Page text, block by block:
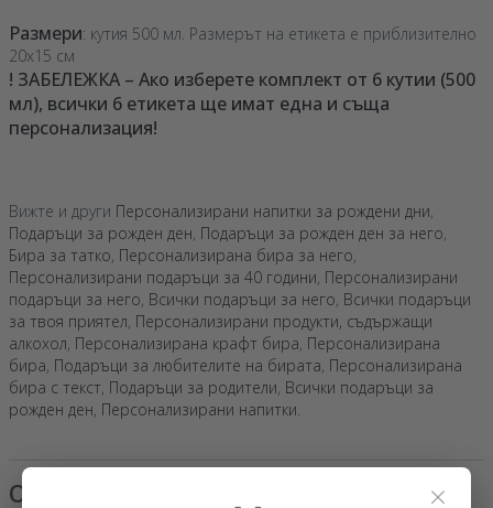
Размери: кутия 500 мл. Размерът на етикета е приблизително
20x15 см
! ЗАБЕЛЕЖКА – Ако изберете комплект от 6 кутии (500
мл), всички 6 етикета ще имат една и съща
персонализация!
Вижте и други Персонализирани напитки за рождени дни,
Подаръци за рожден ден, Подаръци за рожден ден за него,
Бира за татко, Персонализирана бира за него,
Персонализирани подаръци за 40 години, Персонализирани
подаръци за него, Всички подаръци за него, Всички подаръци
за твоя приятел, Персонализирани продукти, съдържащи
алкохол, Персонализирана крафт бира, Персонализирана
бира, Подаръци за любителите на бирата, Персонализирана
бира с текст, Подаръци за родители, Всички подаръци за
рожден ден, Персонализирани напитки.
Отзиви ×